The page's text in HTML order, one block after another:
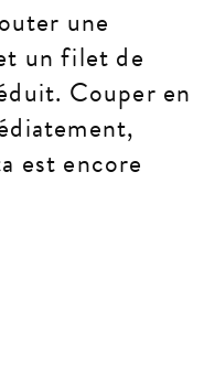
une
un filet de
Couper en
est encore